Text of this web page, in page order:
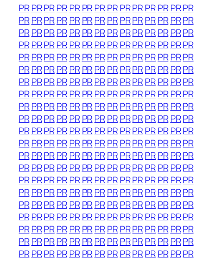
PRPRPRPRPR PRPRPRPRPRPRPR PRPR
PRPRPRPRPR PRPRPRPRPRPRPR PRPR
PRPRPRPRPR PRPRPRPRPRPRPR PRPR
PRPRPRPRPR PRPRPRPRPRPRPR PRPR
PRPRPRPRPR PRPRPRPRPRPRPR PRPR
PRPRPRPRPR PRPRPRPRPRPRPR PRPR
PRPRPRPRPR PRPRPRPRPRPRPR PRPR
PRPRPRPRPR PRPRPRPRPRPRPR PRPR
PRPRPRPRPR PRPRPRPRPRPRPR PRPR
PRPRPRPRPR PRPRPRPRPRPRPR PRPR
PRPRPRPRPR PRPRPRPRPRPRPR PRPR
PRPRPRPRPR PRPRPRPRPRPRPR PRPR
PRPRPRPRPR PRPRPRPRPRPRPR PRPR
PRPRPRPRPR PRPRPRPRPRPRPR PRPR
PRPRPRPRPR PRPRPRPRPRPRPR PRPR
PRPRPRPRPR PRPRPRPRPRPRPR PRPR
PRPRPRPRPR PRPRPRPRPRPRPR PRPR
PRPRPRPRPR PRPRPRPRPRPRPR PRPR
PRPRPRPRPR PRPRPRPRPRPRPR PRPR
PRPRPRPRPR PRPRPRPRPRPRPR PRPR
PRPRPRPRPR PRPRPRPRPRPRPR PRPR